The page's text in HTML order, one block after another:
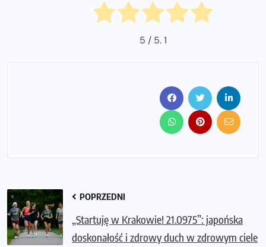
5 / 5.1
POPRZEDNI
„Startuję w Krakowie! 21.0975”: japońska
doskonałość i zdrowy duch w zdrowym ciele